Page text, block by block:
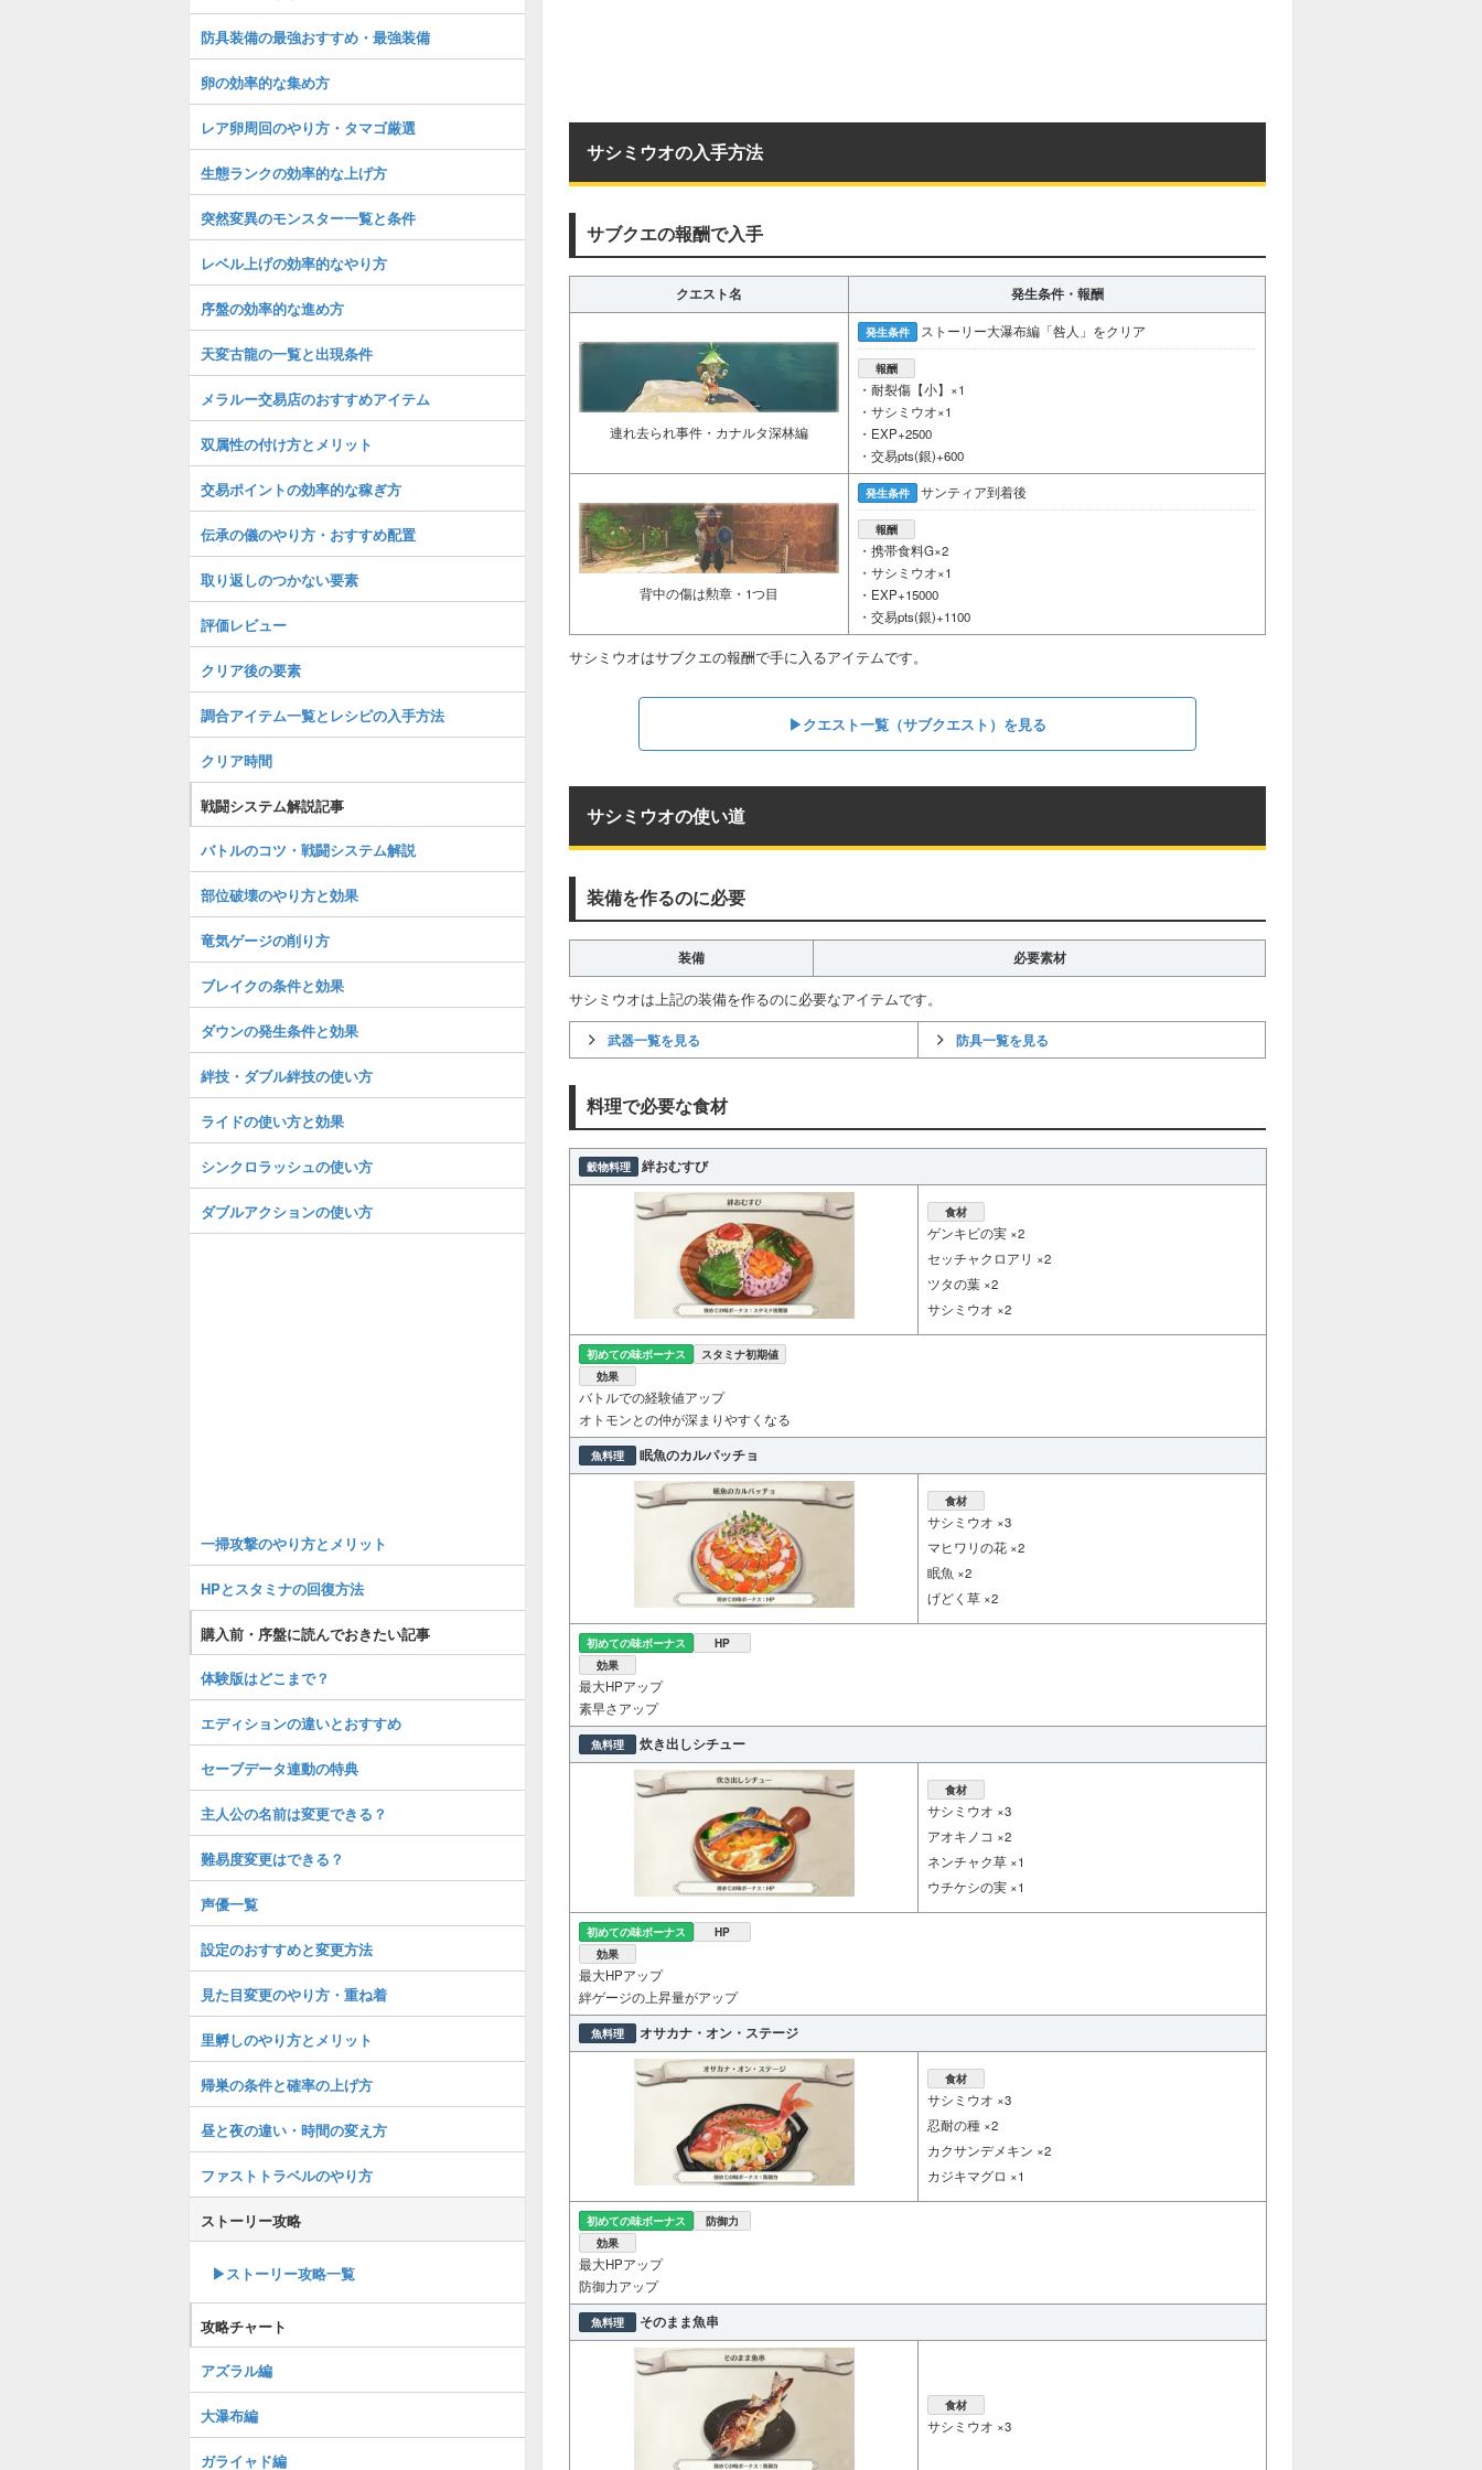
サシミウオの入手方法
サブクエの報酬で入手
クエスト名 発生条件・報酬
連れ去られ事件・カナルタ深林編
発生条件 ストーリー大瀑布編「咎人」をクリア
報酬
・耐裂傷【小】×1
・サシミウオ×1
・EXP+2500
・交易pts(銀)+600
背中の傷は勲章・1つ目
発生条件 サンティア到着後
報酬
・携帯食料G×2
・サシミウオ×1
・EXP+15000
・交易pts(銀)+1100
サシミウオはサブクエの報酬で手に入るアイテムです。
▶︎クエスト一覧（サブクエスト）を見る
サシミウオの使い道
装備を作るのに必要
装備 必要素材
サシミウオは上記の装備を作るのに必要なアイテムです。
武器一覧を見る 防具一覧を見る
料理で必要な食材
穀物料理 絆おむすび
食材
ゲンキビの実 ×2
セッチャクロアリ ×2
ツタの葉 ×2
サシミウオ ×2
初めての味ボーナス
スタミナ初期値
効果
バトルでの経験値アップ
オトモンとの仲が深まりやすくなる
魚料理 眠魚のカルパッチョ
食材
サシミウオ ×3
マヒワリの花 ×2
眠魚 ×2
げどく草 ×2
初めての味ボーナス
HP
効果
最大HPアップ
素早さアップ
魚料理 炊き出しシチュー
食材
サシミウオ ×3
アオキノコ ×2
ネンチャク草 ×1
ウチケシの実 ×1
初めての味ボーナス
HP
効果
最大HPアップ
絆ゲージの上昇量がアップ
魚料理 オサカナ・オン・ステージ
食材
サシミウオ ×3
忍耐の種 ×2
カクサンデメキン ×2
カジキマグロ ×1
初めての味ボーナス
防御力
効果
最大HPアップ
防御力アップ
魚料理 そのまま魚串
食材
サシミウオ ×3
防具装備の最強おすすめ・最強装備
卵の効率的な集め方
レア卵周回のやり方・タマゴ厳選
生態ランクの効率的な上げ方
突然変異のモンスター一覧と条件
レベル上げの効率的なやり方
序盤の効率的な進め方
天変古龍の一覧と出現条件
メラルー交易店のおすすめアイテム
双属性の付け方とメリット
交易ポイントの効率的な稼ぎ方
伝承の儀のやり方・おすすめ配置
取り返しのつかない要素
評価レビュー
クリア後の要素
調合アイテム一覧とレシピの入手方法
クリア時間
戦闘システム解説記事
バトルのコツ・戦闘システム解説
部位破壊のやり方と効果
竜気ゲージの削り方
ブレイクの条件と効果
ダウンの発生条件と効果
絆技・ダブル絆技の使い方
ライドの使い方と効果
シンクロラッシュの使い方
ダブルアクションの使い方
一掃攻撃のやり方とメリット
HPとスタミナの回復方法
購入前・序盤に読んでおきたい記事
体験版はどこまで？
エディションの違いとおすすめ
セーブデータ連動の特典
主人公の名前は変更できる？
難易度変更はできる？
声優一覧
設定のおすすめと変更方法
見た目変更のやり方・重ね着
里孵しのやり方とメリット
帰巣の条件と確率の上げ方
昼と夜の違い・時間の変え方
ファストトラベルのやり方
ストーリー攻略
▶︎ストーリー攻略一覧
攻略チャート
アズラル編
大瀑布編
ガライャド編